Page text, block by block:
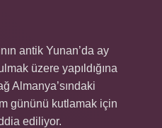
antik Yunan’da ay
üzere yapıldığına
Almanya’sındaki
gününü kutlamak için
ediliyor.